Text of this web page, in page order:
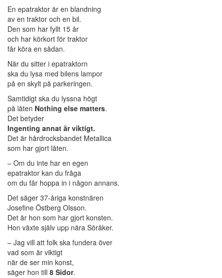
En epatraktor är en blandning
av en traktor och en bil.
Den som har fyllt 15 år
och har körkort för traktor
får köra en sådan.
När du sitter i epatraktorn
ska du lysa med bilens lampor
på en skylt på parkeringen.
Samtidigt ska du lyssna högt
på låten Nothing else matters.
Det betyder
Ingenting annat är viktigt.
Det är hårdrocksbandet Metallica
som har gjort låten.
– Om du inte har en egen
epatraktor kan du fråga
om du får hoppa in i någon annans.
Det säger 37-åriga konstnären
Josefine Östberg Olsson.
Det är hon som har gjort konsten.
Hon växte själv upp nära Söråker.
– Jag vill att folk ska fundera över
vad som är viktigt
när de ser min konst,
säger hon till 8 Sidor.